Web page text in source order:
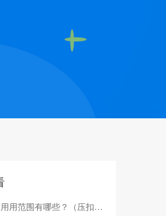
围有哪些？（压扣机使用方法）